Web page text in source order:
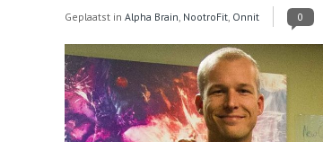
Geplaatst in Alpha Brain NootroFit Onnit 0